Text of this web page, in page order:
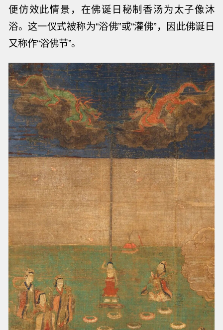
便仿效此情景，在佛诞日秘制香汤为太子像沐
浴。这一仪式被称为“浴佛”或“灌佛”，因此佛诞日
又称作“浴佛节”。